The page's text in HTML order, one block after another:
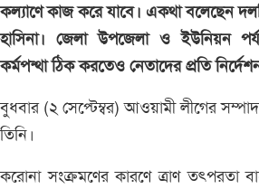
কল্যাণে কাজ করে যাবে। একথা বলেছেন
হাসিনা। জেলা উপজেলা ও ইউনিয়ন
কর্মপন্থা ঠিক করতেও নেতাদের প্রতি
বুধবার (২ সেপ্টেম্বর) আওয়ামী লীগের
তিনি।
করোনা সংক্রমণের কারণে ত্রাণ তৎপরতা